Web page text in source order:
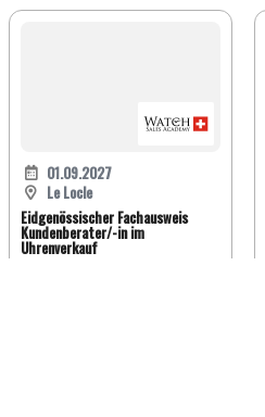
01.09.2027
Le Locle
Eidgenössischer Fachausweis
Kundenberater/-in im
Uhrenverkauf